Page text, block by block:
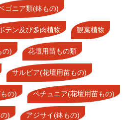
ゴニア類(鉢もの)
テン及び多肉植物 観葉植物
の) 花壇用苗もの類
サルビア(花壇用苗もの)
の) ペチュニア(花壇用苗もの)
) アジサイ(鉢もの)